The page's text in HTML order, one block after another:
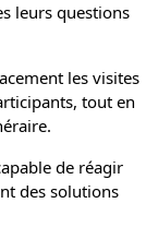
leurs questions
les visites
tout en
de réagir
des solutions